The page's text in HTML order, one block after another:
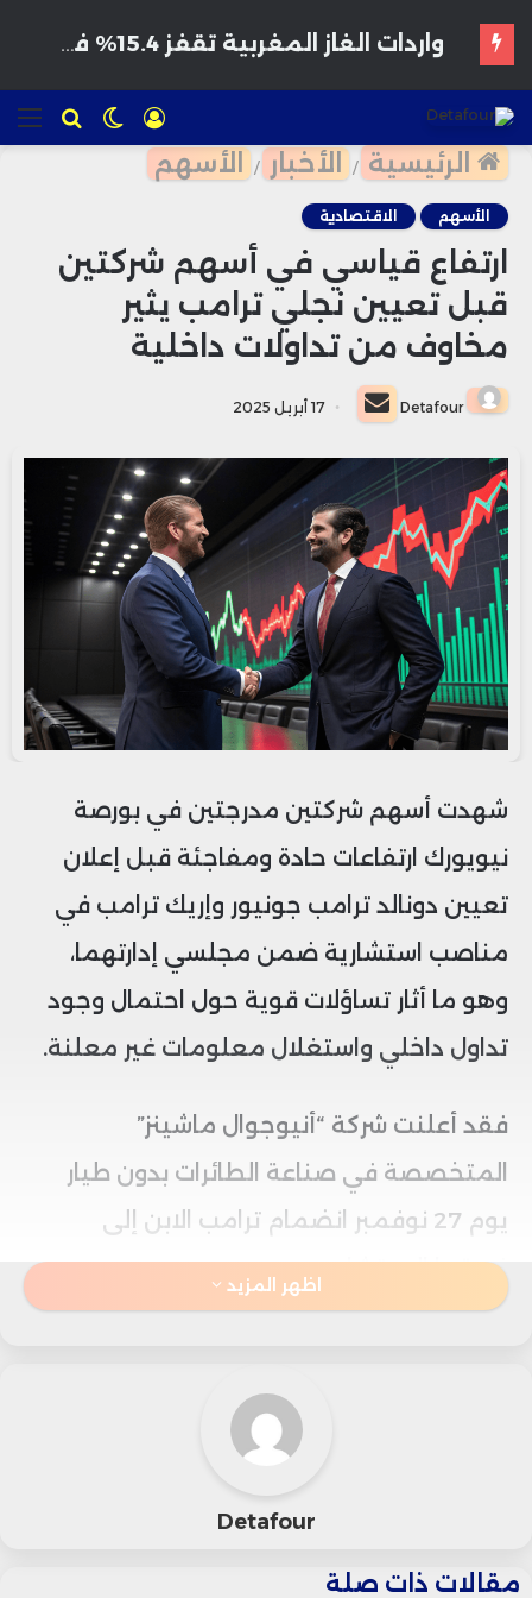
للبحث الوضع
المظلم
تسجيل
الدخول
الرئيسية / الأخبار / الأسهم
الأسهم الاقتصادية
ارتفاع قياسي في أسهم شركتين
قبل تعيين نجلي ترامب يثير
مخاوف من تداولات داخلية
Detafour
أرسل
بريدا
إلكترونيا
17 أبريل 2025
شهدت أسهم شركتين مدرجتين في بورصة
نيويورك ارتفاعات حادة ومفاجئة قبل إعلان
تعيين دونالد ترامب جونيور وإريك ترامب في
مناصب استشارية ضمن مجلسي إدارتهما،
وهو ما أثار تساؤلات قوية حول احتمال وجود
تداول داخلي واستغلال معلومات غير معلنة.
فقد أعلنت شركة “أنيوجوال ماشينز”
المتخصصة في صناعة الطائرات بدون طيار
يوم 27 نوفمبر انضمام ترامب الابن إلى
فريقها الاستشاري.
خلال الأسابيع الستة السابقة للإعلان، بحسب
الوضع ذاته تكرر مع شركة “دوميناري هولدنجز”
اظهر المزيد
Detafour
مقالات ذات صلة